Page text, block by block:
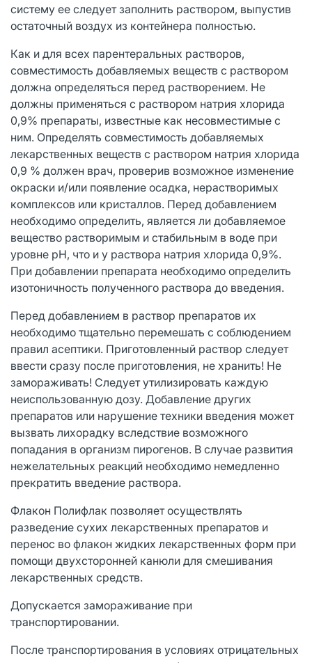
систему ее следует заполнить раствором, выпустив
остаточный воздух из контейнера полностью.
Как и для всех парентеральных растворов,
совместимость добавляемых веществ с раствором
должна определяться перед растворением. Не
должны применяться с раствором натрия хлорида
0,9% препараты, известные как несовместимые с
ним. Определять совместимость добавляемых
лекарственных веществ с раствором натрия хлорида
0,9 % должен врач, проверив возможное изменение
окраски и/или появление осадка, нерастворимых
комплексов или кристаллов. Перед добавлением
необходимо определить, является ли добавляемое
вещество растворимым и стабильным в воде при
уровне pH, что и у раствора натрия хлорида 0,9%.
При добавлении препарата необходимо определить
изотоничность полученного раствора до введения.
Перед добавлением в раствор препаратов их
необходимо тщательно перемешать с соблюдением
правил асептики. Приготовленный раствор следует
ввести сразу после приготовления, не хранить! Не
замораживать! Следует утилизировать каждую
неиспользованную дозу. Добавление других
препаратов или нарушение техники введения может
вызвать лихорадку вследствие возможного
попадания в организм пирогенов. В случае развития
нежелательных реакций необходимо немедленно
прекратить введение раствора.
Флакон Полифлак позволяет осуществлять
разведение сухих лекарственных препаратов и
перенос во флакон жидких лекарственных форм при
помощи двухсторонней канюли для смешивания
лекарственных средств.
Допускается замораживание при
транспортировании.
После транспортирования в условиях отрицательных